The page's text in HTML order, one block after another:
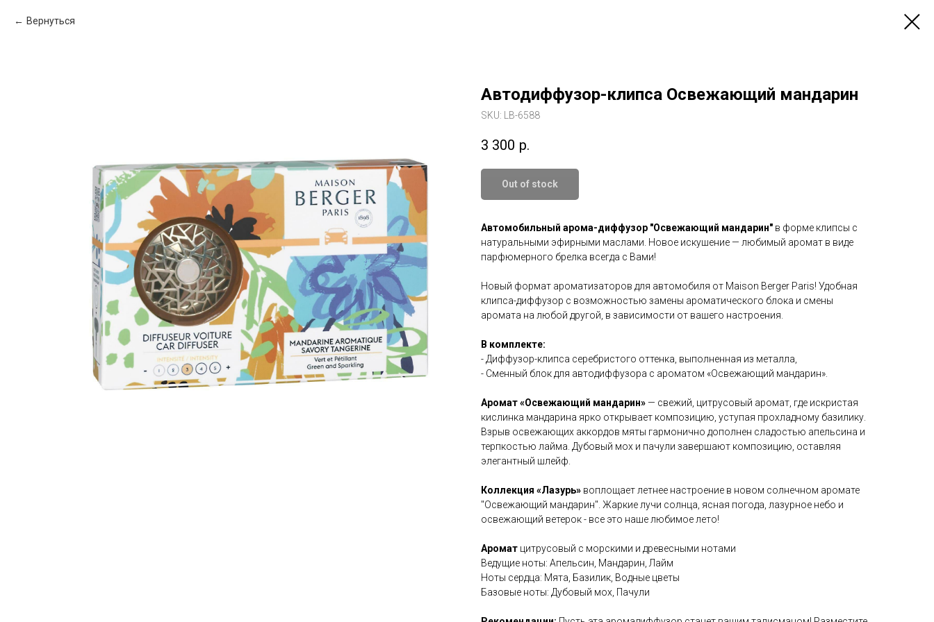
Вернуться
Автодиффузор-клипса Освежающий мандарин
SKU: LB-6588
3 300 р.
Out of stock
Автомобильный арома-диффузор "Освежающий мандарин" в форме клипсы с
натуральными эфирными маслами. Новое искушение — любимый аромат в виде
парфюмерного брелка всегда с Вами!
Новый формат ароматизаторов для автомобиля от Maison Berger Paris! Удобная
клипса-диффузор с возможностью замены ароматического блока и смены
аромата на любой другой, в зависимости от вашего настроения.
В комплекте:
- Диффузор-клипса серебристого оттенка, выполненная из металла,
- Сменный блок для автодиффузора с ароматом «Освежающий мандарин».
Аромат «Освежающий мандарин»— свежий, цитрусовый аромат, где искристая
кислинка мандарина ярко открывает композицию, уступая прохладному базилику.
Взрыв освежающих аккордов мяты гармонично дополнен сладостью апельсина и
терпкостью лайма. Дубовый мох и пачули завершают композицию, оставляя
элегантный шлейф.
Коллекция «Лазурь» воплощает летнее настроение в новом солнечном аромате
"Освежающий мандарин". Жаркие лучи солнца, ясная погода, лазурное небо и
освежающий ветерок - все это наше любимое лето!
Аромат цитрусовый с морскими и древесными нотами
Ведущие ноты: Апельсин, Мандарин, Лайм
Ноты сердца: Мята, Базилик, Водные цветы
Базовые ноты: Дубовый мох, Пачули